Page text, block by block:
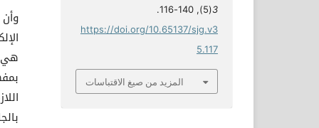
هي
3
(5), 140-116.
https://doi.org/10.65137/sjg.v3
5.117
المزيد من صيغ الاقتباسات